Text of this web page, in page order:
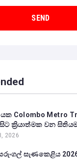
Colombo Metro
සිට ක්‍රියාත්මක වන
2026
සැණකෙළිය